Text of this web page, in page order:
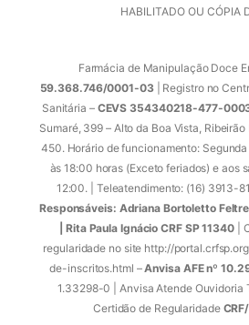
HABILITADO OU CÓPIA
Farmácia de Manipulação Doce
59.368.746/0001-03| Registro no
Sanitária –CEVS 354340218-477-
Sumaré, 399 – Alto da Boa Vista,
450. Horário de funcionamento:
às 18:00 horas (Exceto feriados) e aos
12:00. | Teleatendimento: (16) 3913-
Responsáveis: Adriana Bortoletto Feltre
| Rita Paula Ignácio CRF SP 11340 |
regularidade no site http://
de-inscritos.html –Anvisa AFE nº
1.33298-0 | Anvisa Atende
Certidão de Regularidade